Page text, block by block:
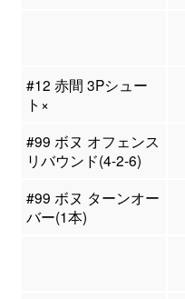
#12 赤間 3Pシュー
ト×
#99 ボヌ オフェンス
リバウンド(4-2-6)
#99 ボヌ ターンオー
バー(1本)